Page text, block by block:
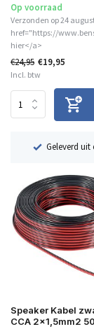
Op voorraad
Verzonden op 24
href="https://
hier</a>
€24,95 €19,95
Incl. btw
Geleverd
Speaker Kabel
CCA 2x1,5mm2